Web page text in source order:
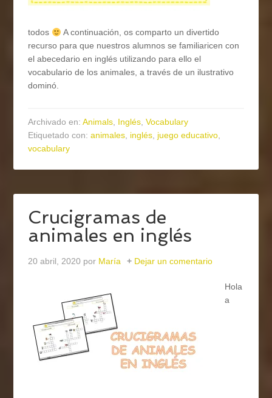
todos
A continuación, os comparto un divertido
recurso para que nuestros alumnos se familiaricen con
el abecedario en inglés utilizando para ello el
vocabulario de los animales, a través de un ilustrativo
dominó.
Archivado en:Animals, Inglés,Vocabulary
Etiquetado con:animales, inglés, juego educativo,
vocabulary
Crucigramas de
animales en inglés
20 abril, 2020 por María Dejar un comentario
Hola
a